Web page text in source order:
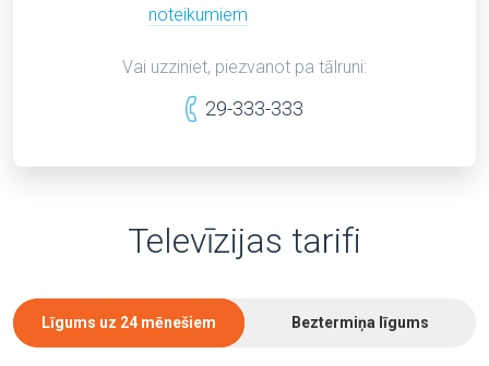
noteikumiem
Vai uzziniet, piezvanot pa tālruni:
29-333-333
Televīzijas tarifi
Līgums uz 24 mēnešiem Beztermiņa līgums